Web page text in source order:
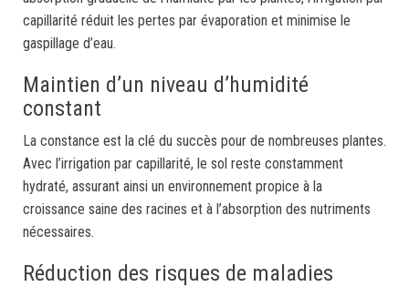
capillarité réduit les pertes par évaporation et minimise le
gaspillage d’eau.
Maintien d’un niveau d’humidité
constant
La constance est la clé du succès pour de nombreuses plantes.
Avec l’irrigation par capillarité, le sol reste constamment
hydraté, assurant ainsi un environnement propice à la
croissance saine des racines et à l’absorption des nutriments
nécessaires.
Réduction des risques de maladies